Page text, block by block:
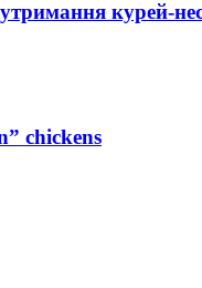
курей-
chickens